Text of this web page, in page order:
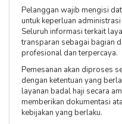
Pelanggan wajib mengisi
untuk keperluan
Seluruh informasi terkait
transparan sebagai bagian
profesional dan terpercaya.
Pemesanan akan diproses
dengan ketentuan yang
layanan badal haji secara
memberikan dokumentasi
kebijakan yang berlaku.